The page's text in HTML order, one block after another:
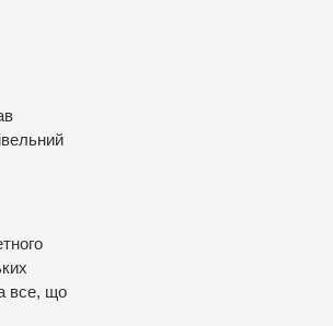
все, що